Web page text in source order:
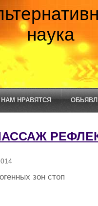
наука
НРАВЯТСЯ
зон стоп